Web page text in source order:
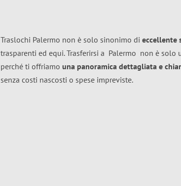
Traslochi Palermo non è solo sinonimo di eccellente
trasparenti ed equi. Trasferirsi a Palermo non è solo
perché ti offriamo una panoramica dettagliata e
senza costi nascosti o spese impreviste.